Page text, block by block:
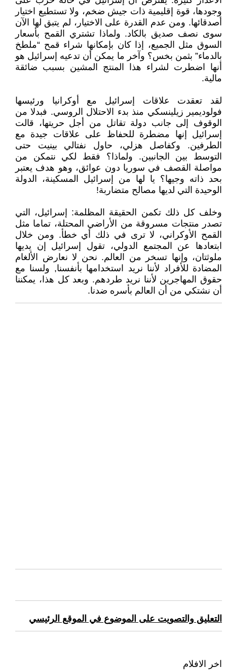
وجودها، قوة إقليمية ذات جيش ضخم، ولا تستطيع اختيار
أصدقائها. ومن عدم القدرة على الاختيار، لم يتبق لها الآن
سوى نصف صديق بالكاد. ولماذا تشتري القمح بأسعار
السوق مثل الجميع، إذا كان بإمكانها شراء قمح “ملطخ
بالدماء” بثمن بخس؟ وآخر ما يمكن أن تدعيه إسرائيل هو
أنها اضطرت لشراء هذا المنتج المشين بسبب ضائقة
مالية.
لقد تعقدت علاقات إسرائيل مع أوكرانيا ورئيسها
فولوديمير زيلينسكي منذ بدء الاحتلال الروسي. فبدلا من
الوقوف إلى جانب دولة تقاتل من أجل حريتها، قالت
إسرائيل إنها مضطرة للحفاظ على علاقات جيدة مع
الطرفين. وكفاصل هزلي، حاول نفتالي بينيت حتى
التوسط بين الجانبين. ولماذا؟ فقط لكي نتمكن من
مواصلة القصف في سوريا دون عوائق، وهو هدف يعتبر
بحد ذاته وجيها؟ يا لها من إسرائيل المسكينة، الدولة
الوحيدة التي لديها مصالح متضاربة!
وخلف كل ذلك تكمن الحقيقة المظلمة: إسرائيل، التي
تصدر منتجات مسروقة من الأراضي المحتلة، تماما مثل
القمح الأوكراني، لا ترى في ذلك أي خطأ. ومن خلال
ابتعادها عن المجتمع الدولي، تقول إسرائيل إن يديها
ملوثتان، وإنها تسخر من العالم. نحن لا نعارض الألغام
المضادة للأفراد لأننا نريد استخدامها بأنفسنا, ولسنا مع
حقوق المهاجرين لأننا نريد طردهم. وبعد كل هذا، يمكننا
أن نشتكي من أن العالم بأسره ضدنا.
التعليق والتصويت على الموضوع في الموقع الرئيسي
اخر الافلام